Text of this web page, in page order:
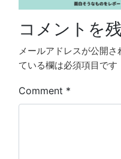
コメントを
メールアドレスが公開さ
ている欄は必須項目です
Comment *